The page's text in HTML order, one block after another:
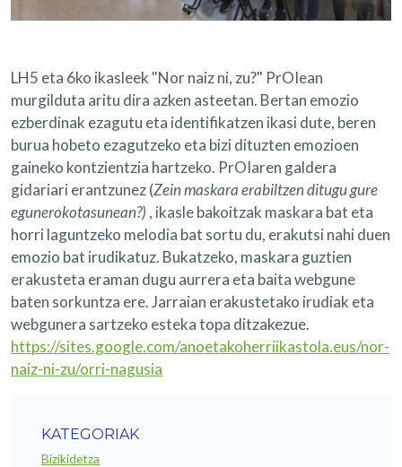
LH5 eta 6ko ikasleek "Nor naiz ni, zu?" PrOIean
murgilduta aritu dira azken asteetan. Bertan emozio
ezberdinak ezagutu eta identifikatzen ikasi dute, beren
burua hobeto ezagutzeko eta bizi dituzten emozioen
gaineko kontzientzia hartzeko. PrOIaren galdera
gidariari erantzunez (Zein maskara erabiltzen ditugu gure
egunerokotasunean?) , ikasle bakoitzak maskara bat eta
horri laguntzeko melodia bat sortu du, erakutsi nahi duen
emozio bat irudikatuz. Bukatzeko, maskara guztien
erakusteta eraman dugu aurrera eta baita webgune
baten sorkuntza ere. Jarraian erakustetako irudiak eta
webgunera sartzeko esteka topa ditzakezue.
https://sites.google.com/anoetakoherriikastola.eus/nor-
naiz-ni-zu/orri-nagusia
KATEGORIAK
Bizikidetza